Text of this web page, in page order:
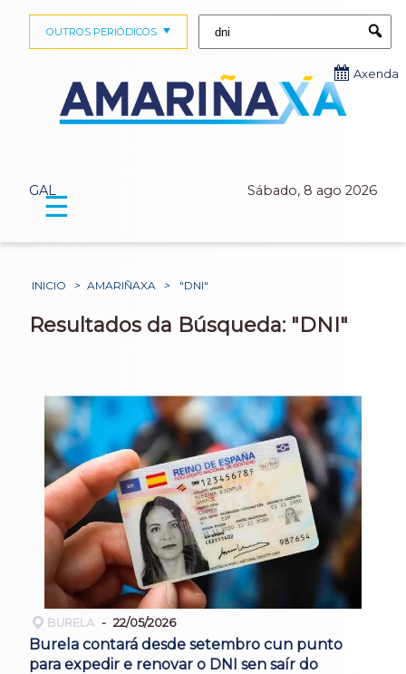
GAL Sábado, 8 ago 2026
OUTROS PERIÓDICOS
Axenda
☰
INICIO > AMARIÑAXA > "DNI"
Resultados da Búsqueda: "DNI"
BURELA 22/05/2026
Burela contará desde setembro cun punto
para expedir e renovar o DNI sen saír do